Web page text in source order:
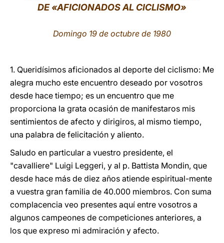
LATINE
DE «AFICIONADOS AL CICLISMO»
Domingo 19 de octubre de 1980
1. Queridísimos aficionados al deporte del ciclismo: Me
alegra mucho este encuentro deseado por vosotros
desde hace tiempo; es un encuentro que me
proporciona la grata ocasión de manifestaros mis
sentimientos de afecto y dirigiros, al mismo tiempo,
una palabra de felicitación y aliento.
Saludo en particular a vuestro presidente, el
"cavalliere" Luigi Leggeri, y al p. Battista Mondin, que
desde hace más de diez años atiende espiritual-mente
a vuestra gran familia de 40.000 miembros. Con suma
complacencia veo presentes aquí entre vosotros a
algunos campeones de competiciones anteriores, a
los que expreso mi admiración y afecto.